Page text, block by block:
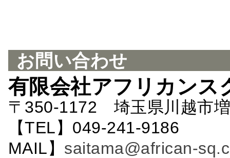
お問い合わせ
有限会社アフリカンス
〒350-1172 埼玉県川越市
【TEL】049-241-
MAIL】 saitama@african-